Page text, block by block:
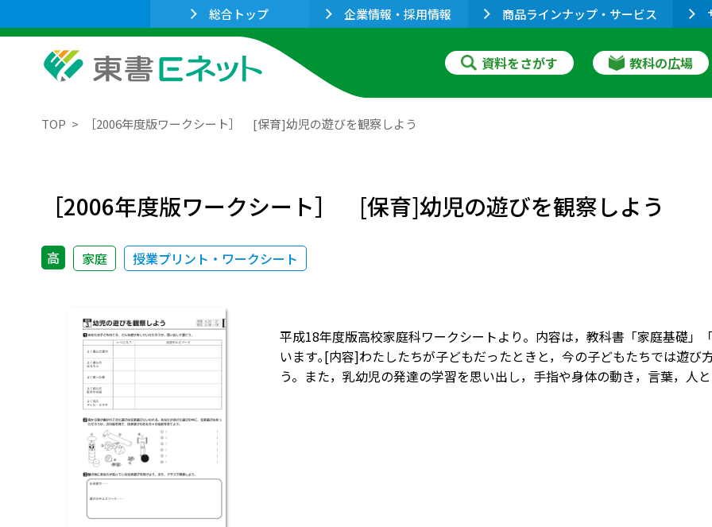
総合トップ 企業情報・採用情報 商品ラインナップ・サービス
資料をさがす 教科の広場
TOP ［2006年度版ワークシート］ [保育]幼児の遊びを観察しよう
［2006年度版ワークシート］ [保育]幼児の遊びを観察しよう
高 家庭 授業プリント・ワークシート
平成18年度版高校家庭科ワークシートより。内容は，教科書「家庭基礎
います｡[内容]わたしたちが子どもだったときと，今の子どもたちでは遊び
う。また，乳幼児の発達の学習を思い出し，手指や身体の動き，言葉，人